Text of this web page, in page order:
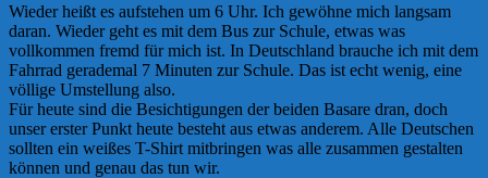
Wieder heißt es aufstehen um 6 Uhr. Ich gewöhne mich langsam
daran. Wieder geht es mit dem Bus zur Schule, etwas was
vollkommen fremd für mich ist. In Deutschland brauche ich mit dem
Fahrrad gerademal 7 Minuten zur Schule. Das ist echt wenig, eine
völlige Umstellung also.
Für heute sind die Besichtigungen der beiden Basare dran, doch
unser erster Punkt heute besteht aus etwas anderem. Alle Deutschen
sollten ein weißes T-Shirt mitbringen was alle zusammen gestalten
können und genau das tun wir.